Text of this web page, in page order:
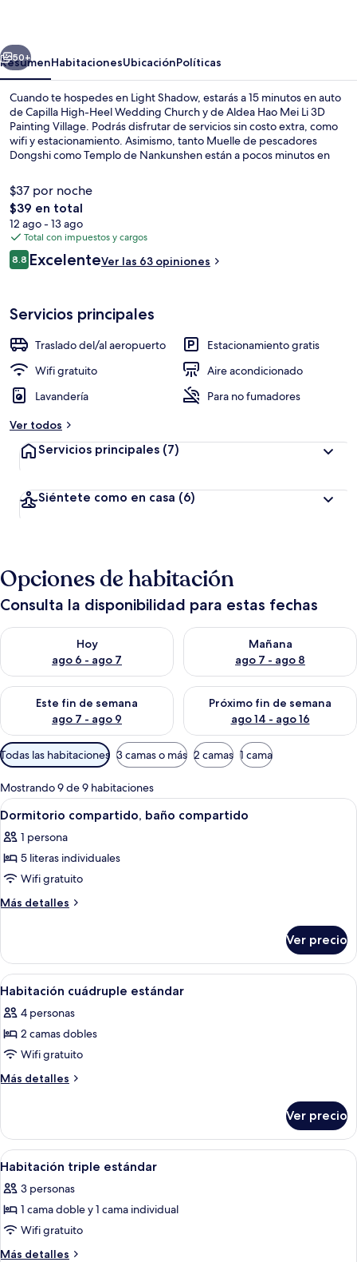
Siguiente
50+
ResumenHabitacionesUbicaciónPolíticas
Cuando te hospedes en Light Shadow, estarás a 15 minutos en auto
de Capilla High-Heel Wedding Church y de Aldea Hao Mei Li 3D
Painting Village. Podrás disfrutar de servicios sin costo extra, como
wifi y estacionamiento. Asimismo, tanto Muelle de pescadores
Dongshi como Templo de Nankunshen están a pocos minutos en
$37 por noche
El
precio
total
es
de
$39 en total
12 ago - 13 ago
Total con impuestos y cargos
Opiniones
8.88.8 de 10,
ExcelenteVer las 63 opiniones
Servicios principales
Traslado del/al aeropuerto
Estacionamiento gratis
Wifi gratuito
Aire acondicionado
Lavandería
Para no fumadores
Ver todos
Servicios principales (7)
Siéntete como en casa (6)
Opciones de habitación
Consulta la disponibilidad para estas fechas
Hoy
ago 6 - ago 7
Consulta la disponibilidad para hoy ago 6 - ago 7
Mañana
ago 7 - ago 8
Consulta la disponibilidad
Este fin de semana
ago 7 - ago 9
Consulta la disponibilidad para este fin de semana ago 7 -
Próximo fin de semana
ago 14 - ago 16
Consulta la disponibilidad
Filtros
disponibles
para
las
habitaciones
Todas las habitaciones 3 camas o más 2 camas 1 cama
Mostrando 9 de 9 habitaciones
Abrir
todas
las
fotos
de
Dormitorio
compartido
Una habitación con literas, paredes
7
Dormitorio compartido, baño compartido
1 persona
5 literas individuales
Wifi gratuito
Más detalles
Más
compartido,
baño
compartido
Ver precio
Abrir
todas
las
fotos
de
Habitación
Una habitación de hotel con dos
5
Habitación cuádruple estándar
4 personas
2 camas dobles
Wifi gratuito
Más detalles
Más
cuádruple
estándar
Ver precio
Abrir
todas
las
fotos
de
Habitación
Habitación de hotel con dos camas,
6
Habitación triple estándar
3 personas
1 cama doble y 1 cama individual
Wifi gratuito
Más detalles
Más